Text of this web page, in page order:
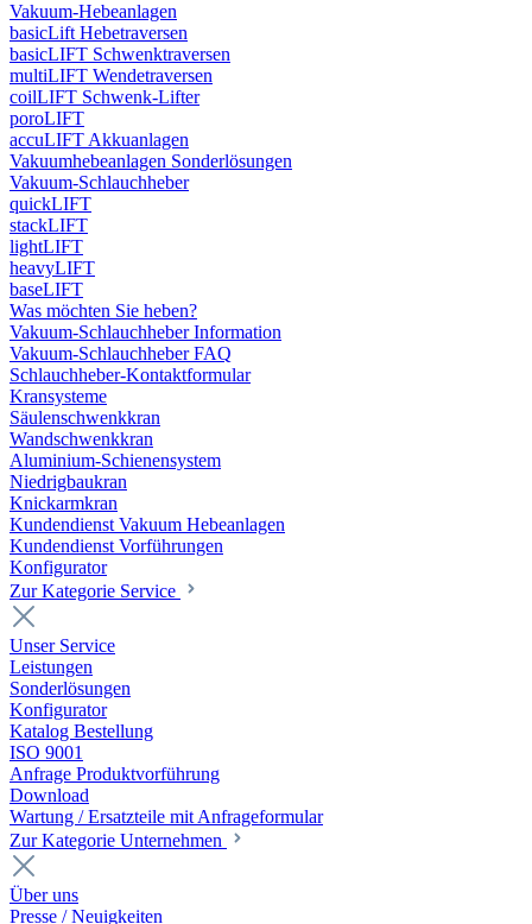
Vakuum-Hebeanlagen
basicLift Hebetraversen
basicLIFT Schwenktraversen
multiLIFT Wendetraversen
coilLIFT Schwenk-Lifter
poroLIFT
accuLIFT Akkuanlagen
Vakuumhebeanlagen Sonderlösungen
Vakuum-Schlauchheber
quickLIFT
stackLIFT
lightLIFT
heavyLIFT
baseLIFT
Was möchten Sie heben?
Vakuum-Schlauchheber Information
Vakuum-Schlauchheber FAQ
Schlauchheber-Kontaktformular
Kransysteme
Säulenschwenkkran
Wandschwenkkran
Aluminium-Schienensystem
Niedrigbaukran
Knickarmkran
Kundendienst Vakuum Hebeanlagen
Kundendienst Vorführungen
Konfigurator
Zur Kategorie Service
Unser Service
Leistungen
Sonderlösungen
Konfigurator
Katalog Bestellung
ISO 9001
Anfrage Produktvorführung
Download
Wartung / Ersatzteile mit Anfrageformular
Zur Kategorie Unternehmen
Über uns
Presse / Neuigkeiten